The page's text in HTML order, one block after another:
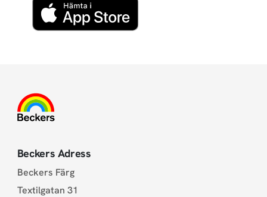
Beckers Adress
Beckers Färg
Textilgatan 31